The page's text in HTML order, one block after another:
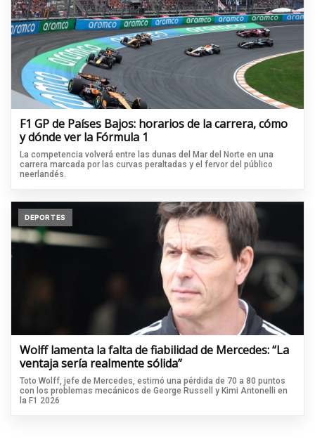
F1 GP de Países Bajos: horarios de la carrera, cómo
y dónde ver la Fórmula 1
La competencia volverá entre las dunas del Mar del Norte en una
carrera marcada por las curvas peraltadas y el fervor del público
neerlandés.
DEPORTES
Wolff lamenta la falta de fiabilidad de Mercedes: “La
ventaja sería realmente sólida”
Toto Wolff, jefe de Mercedes, estimó una pérdida de 70 a 80 puntos
con los problemas mecánicos de George Russell y Kimi Antonelli en
la F1 2026